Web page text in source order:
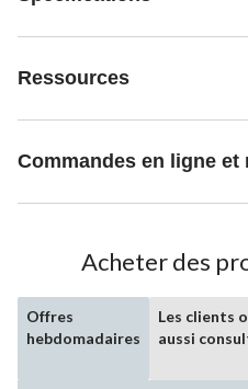
Ressources
Commandes en ligne et
Acheter des
Offres
hebdomadaires
Les clients
aussi